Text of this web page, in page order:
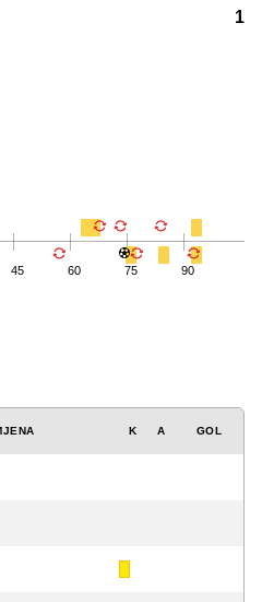
1
45 60 75 90
K A GOL